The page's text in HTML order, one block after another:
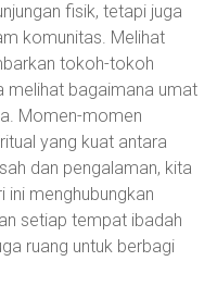
fisik, tetapi juga
komunitas. Melihat
tokoh-tokoh
melihat bagaimana umat
Momen-momen
yang kuat antara
dan pengalaman, kita
menghubungkan
setiap tempat ibadah
ruang untuk berbagi